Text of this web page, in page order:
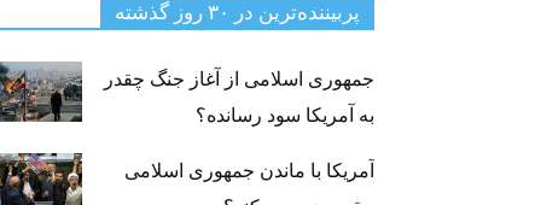
پربیننده‌ترین‌ در ۳۰ روز گذشته
جمهوری اسلامی از آغاز جنگ چقدر
به آمریکا سود رسانده؟
آمریکا با ماندن جمهوری اسلامی